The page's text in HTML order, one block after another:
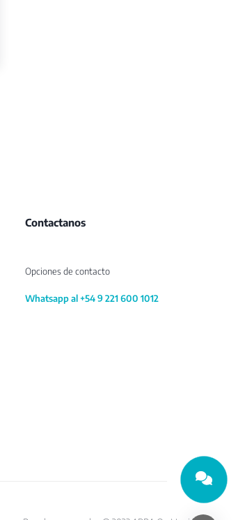
Contactanos
Opciones de contacto
Whatsapp al +54 9 221 600 1012